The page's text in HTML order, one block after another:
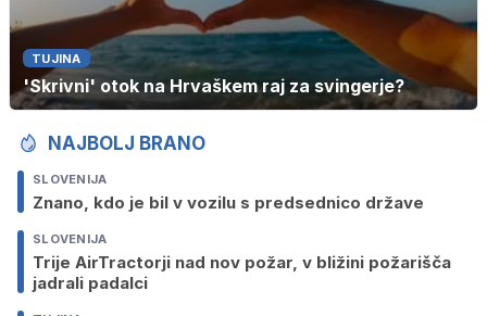
TUJINA
'Skrivni' otok na Hrvaškem raj za svingerje?
NAJBOLJ BRANO
SLOVENIJA
Znano, kdo je bil v vozilu s predsednico države
SLOVENIJA
Trije AirTractorji nad nov požar, v bližini požarišča
jadrali padalci